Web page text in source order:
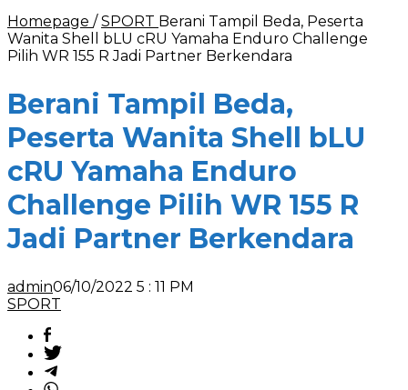
Homepage / SPORT Berani Tampil Beda, Peserta
Wanita Shell bLU cRU Yamaha Enduro Challenge
Pilih WR 155 R Jadi Partner Berkendara
Berani Tampil Beda,
Peserta Wanita Shell bLU
cRU Yamaha Enduro
Challenge Pilih WR 155 R
Jadi Partner Berkendara
admin06/10/2022 5 : 11 PM
SPORT